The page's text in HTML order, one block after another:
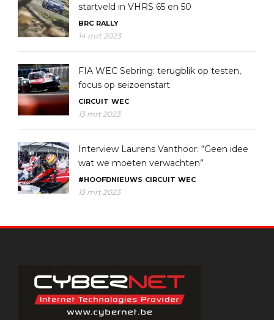
startveld in VHRS 65 en 50
BRC RALLY
14 mrt 2023
FIA WEC Sebring: terugblik op testen,
focus op seizoenstart
CIRCUIT WEC
13 mrt 2023
Interview Laurens Vanthoor: “Geen idee
wat we moeten verwachten”
#HOOFDNIEUWS CIRCUIT WEC
13 mrt 2023